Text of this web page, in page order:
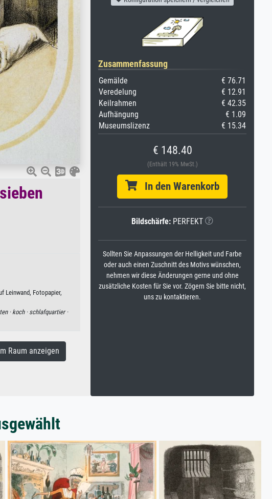
Leinwand, Fotopapier,
· koch · schlafquartier ·
Raum anzeigen
Zusammenfassung
Gemälde
€ 76.71
Veredelung
€ 12.91
Keilrahmen
€ 42.35
Aufhängung
€ 1.09
Museumslizenz
€ 15.34
€ 148.40
(Enthält 19% MwSt.)
In den Warenkorb
Bildschärfe: PERFEKT
Sollten Sie Anpassungen der Helligkeit und Farbe
oder auch einen Zuschnitt des Motivs wünschen,
nehmen wir diese Änderungen gerne und ohne
zusätzliche Kosten für Sie vor. Zögern Sie bitte nicht,
uns zu kontaktieren.